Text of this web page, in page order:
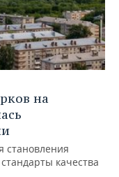
на
становления
качества